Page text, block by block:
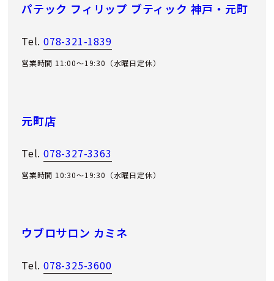
パテック フィリップ ブティック 神戸・元町
Tel. 078-321-1839
営業時間 11:00〜19:30（水曜日定休）
元町店
Tel. 078-327-3363
営業時間 10:30～19:30（水曜日定休）
ウブロサロン カミネ
Tel. 078-325-3600